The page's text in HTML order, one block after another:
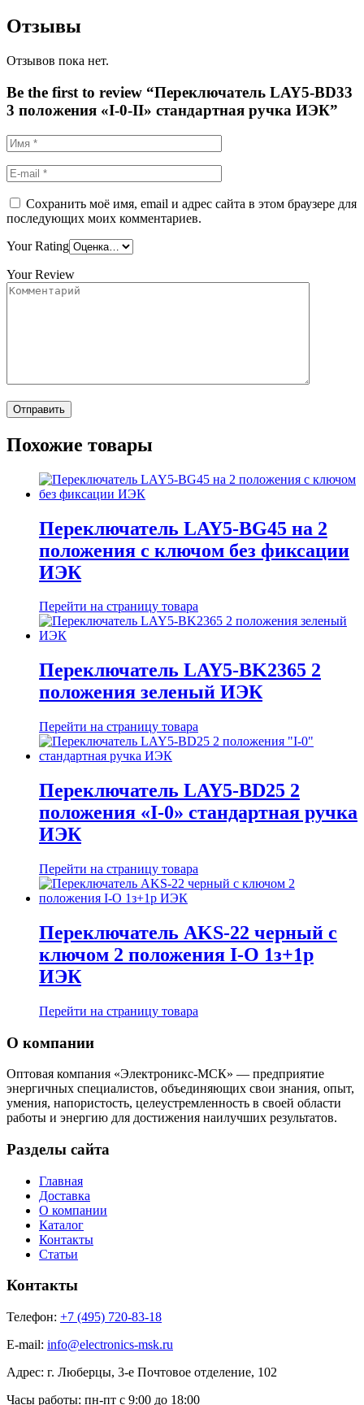
Отзывы
Отзывов пока нет.
Be the first to review “Переключатель LAY5-BD33
3 положения «I-0-II» стандартная ручка ИЭК”
Сохранить моё имя, email и адрес сайта в этом браузере для
последующих моих комментариев.
Your Rating
Your Review
Похожие товары
Переключатель LAY5-BG45 на 2
положения с ключом без фиксации
ИЭК
Перейти на страницу товара
Переключатель LAY5-BK2365 2
положения зеленый ИЭК
Перейти на страницу товара
Переключатель LAY5-BD25 2
положения «I-0» стандартная ручка
ИЭК
Перейти на страницу товара
Переключатель АKS-22 черный с
ключом 2 положения I-O 1з+1р
ИЭК
Перейти на страницу товара
О компании
Оптовая компания «Электроникс-МСК» — предприятие
энергичных специалистов, объединяющих свои знания, опыт,
умения, напористость, целеустремленность в своей области
работы и энергию для достижения наилучших результатов.
Разделы сайта
Главная
Доставка
О компании
Каталог
Контакты
Статьи
Контакты
Телефон: +7 (495) 720-83-18
E-mail: info@electronics-msk.ru
Адрес: г. Люберцы, 3-е Почтовое отделение, 102
Часы работы: пн-пт с 9:00 до 18:00